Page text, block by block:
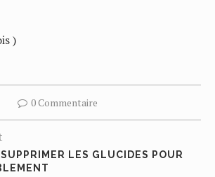
)
0 Commentaire
SUPPRIMER LES GLUCIDES POUR